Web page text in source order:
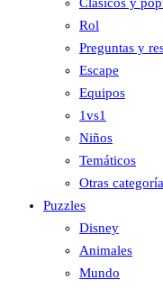
Rol
Preguntas y
Escape
Equipos
1vs1
Niños
Temáticos
Otras
Puzzles
Disney
Animales
Mundo